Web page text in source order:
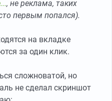
, не реклама, таких
первым попался).
на вкладке
за один клик.
сложноватой, но
не сделал скриншот